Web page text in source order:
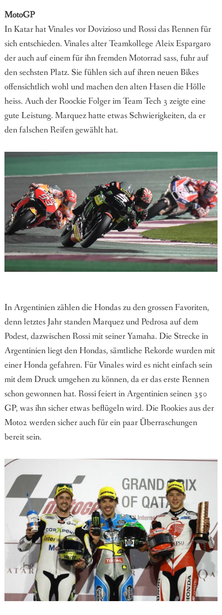
MotoGP
In Katar hat Vinales vor Dovizioso und Rossi das Rennen für
sich entschieden. Vinales alter Teamkollege Aleix Espargaro
der auch auf einem für ihn fremden Motorrad sass, fuhr auf
den sechsten Platz. Sie fühlen sich auf ihren neuen Bikes
offensichtlich wohl und machen den alten Hasen die Hölle
heiss. Auch der Roockie Folger im Team Tech 3 zeigte eine
gute Leistung. Marquez hatte etwas Schwierigkeiten, da er
den falschen Reifen gewählt hat.
In Argentinien zählen die Hondas zu den grossen Favoriten,
denn letztes Jahr standen Marquez und Pedrosa auf dem
Podest, dazwischen Rossi mit seiner Yamaha. Die Strecke in
Argentinien liegt den Hondas, sämtliche Rekorde wurden mit
einer Honda gefahren. Für Vinales wird es nicht einfach sein
mit dem Druck umgehen zu können, da er das erste Rennen
schon gewonnen hat. Rossi feiert in Argentinien seinen 350
GP, was ihn sicher etwas beflügeln wird. Die Rookies aus der
Moto2 werden sicher auch für ein paar Überraschungen
bereit sein.